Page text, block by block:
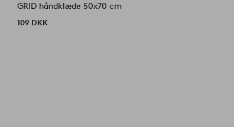
GRID håndklæde 50x70 cm
109 DKK